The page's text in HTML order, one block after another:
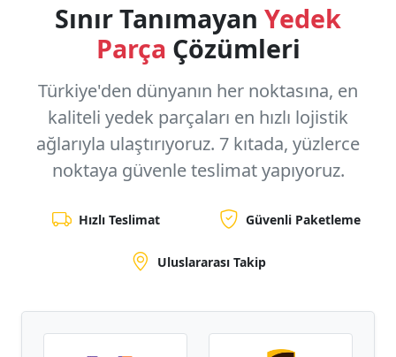
Sınır Tanımayan Yedek
Parça Çözümleri
Türkiye'den dünyanın her noktasına, en
kaliteli yedek parçaları en hızlı lojistik
ağlarıyla ulaştırıyoruz. 7 kıtada, yüzlerce
noktaya güvenle teslimat yapıyoruz.
Hızlı Teslimat Güvenli Paketleme
Uluslararası Takip